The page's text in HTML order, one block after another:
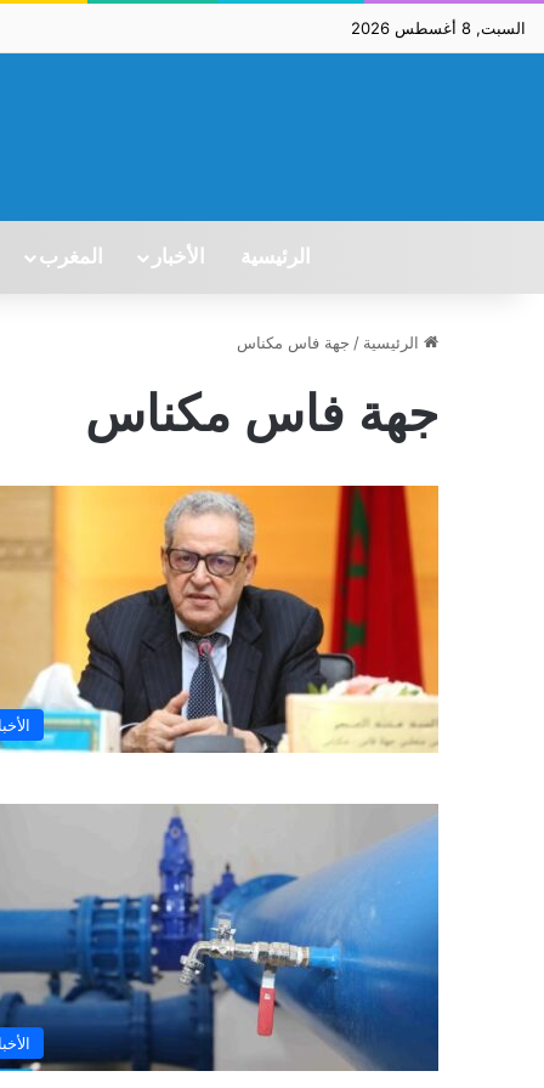
السبت, 8 أغسطس 2026
الرئيسية الأخبار المغرب
الرئيسية / جهة فاس مكناس
جهة فاس مكناس